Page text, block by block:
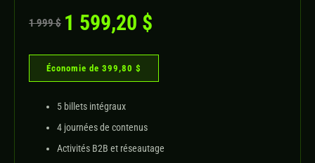
1 999 $ 1 599,20 $
Économie de 399,80 $
5 billets intégraux
4 journées de contenus
Activités B2B et réseautage